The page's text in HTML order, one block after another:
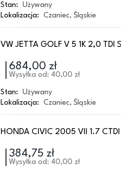
Stan:
Używany
Lokalizacja:
Czaniec, Śląskie
VW JETTA GOLF V 5 1K 2,0 TDI
684,00 zł
Wysyłka od: 40,00 zł
Stan:
Używany
Lokalizacja:
Czaniec, Śląskie
HONDA CIVIC 2005 VII 1.7
384,75 zł
Wysyłka od: 40,00 zł